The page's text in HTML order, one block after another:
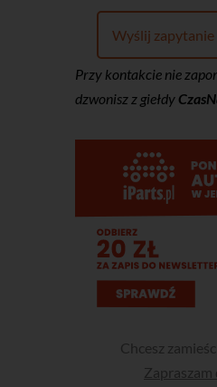
Wyślij zapytanie
Przy kontakcie nie
dzwonisz z giełdy
Chcesz